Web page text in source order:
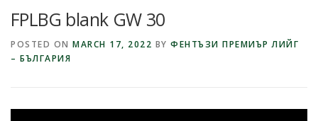
ФУТБОЛНА СТИПЕНДИЯ FPL BG
FPLBG blank GW 30
POSTED ON MARCH 17, 2022 BY ФЕНТЪЗИ ПРЕМИЪР ЛИЙГ
– БЪЛГАРИЯ